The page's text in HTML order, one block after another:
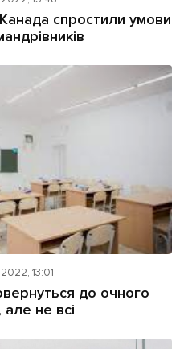
Прес-релізи
Фото/Відео
Made in Lviv
на сайті
Канада спростили умови
13:01
до очного
не всі